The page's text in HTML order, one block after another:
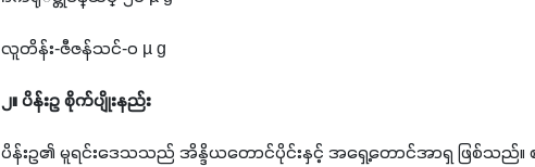
လူတိန်း-ဇီဇန်သင်-၀ µ g
၂။ ပိန်းဥ စိုက်ပျိုးနည်း
ပိန်းဥ၏ မူရင်းဒေသသည် အိန္ဒိယတောင်ပိုင်းနှင့် အရှေ့တောင်အာရှ ဖြစ်သည်။ စပ